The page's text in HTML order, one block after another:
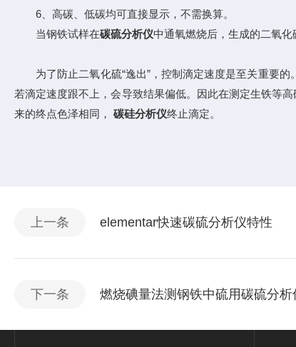
6、高碳、低碳均可直接显示，不需换算。
当钢铁试样在碳硫分析仪中通氧燃烧后，生成的二氧
为了防止二氧化硫“逸出”，控制滴定速度是至关重要的
若滴定速度跟不上，会导致结果偏低。因此在测定生铁等高
来的终点色泽相同， 碳硅分析仪终止滴定。
上一条 elementar快速碳硫分析仪特性
下一条 燃烧碘量法测钢铁中硫用碳硫分析